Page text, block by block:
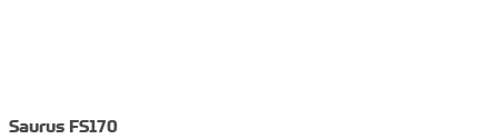
Saurus FS170